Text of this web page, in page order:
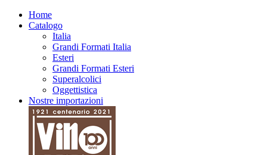
Home
Catalogo
Italia
Grandi Formati Italia
Esteri
Grandi Formati Esteri
Superalcolici
Oggettistica
Nostre importazioni